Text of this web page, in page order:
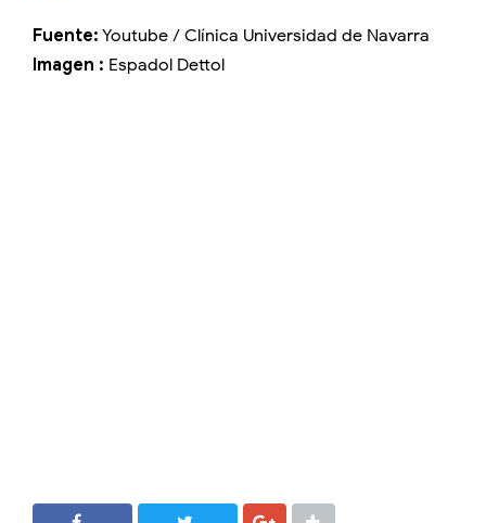
Fuente: Youtube / Clínica Universidad de Navarra
Imagen : Espadol Dettol